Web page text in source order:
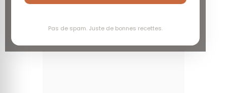
Pas de spam. Juste de bonnes recettes.
Facile Economique
Aller à la recette